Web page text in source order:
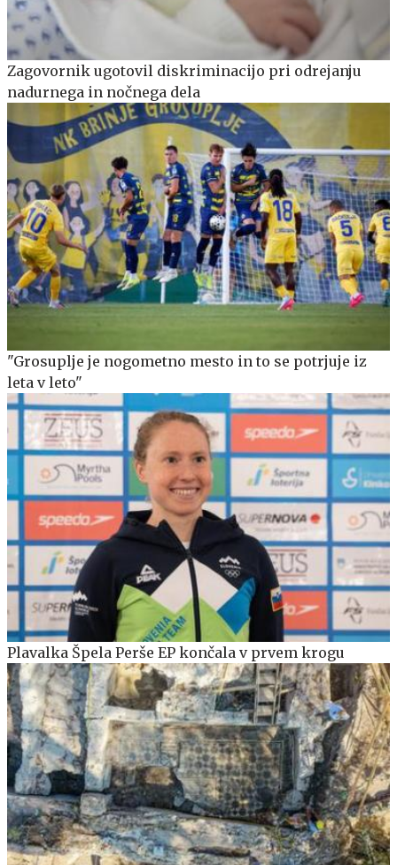
Zagovornik ugotovil diskriminacijo pri odrejanju
nadurnega in nočnega dela
"Grosuplje je nogometno mesto in to se potrjuje iz
leta v leto"
Plavalka Špela Perše EP končala v prvem krogu